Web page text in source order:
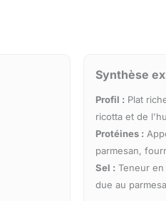
Synthèse
Profil : Plat
ricotta et de
Protéines :
parmesan,
Sel : Teneur
due au